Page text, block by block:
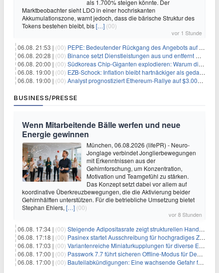
als 1.700% steigen könnte. Der
Marktbeobachter sieht LDO in einer hochriskanten
Akkumulationszone, warnt jedoch, dass die bärische Struktur des
Tokens bestehen bleibt, bis[…] (00)
vor 1 Stunde
06.08. 21:53 | (00) PEPE: Bedeutender Rückgang des Angebots auf Börsen – Was kommt als Nächstes?
06.08. 20:28 | (00) Binance setzt Dienstleistungen aus und entfernt mehrere Krypto-Paare: Wer ist betroffen?
06.08. 20:00 | (00) Südkoreas Chip-Giganten explodieren: Warum dieser Rekord-Tag die KI-Branche erschüttert
06.08. 19:00 | (00) EZB-Schock: Inflation bleibt hartnäckiger als gedacht – 2027 wird zum kritischen Test
06.08. 19:00 | (00) Analyst prognostiziert Ethereum-Rallye auf $3.000 nach entscheidendem On-Chain-Ausbruch
BUSINESS/PRESSE
Wenn Mitarbeitende Bälle werfen und neue
Energie gewinnen
München, 06.08.2026 (lifePR) - Neuro-
Jonglage verbindet Jonglierbewegungen
mit Erkenntnissen aus der
Gehirnforschung, um Konzentration,
Motivation und Teamgefühl zu stärken.
Das Konzept setzt dabei vor allem auf
koordinative Überkreuzbewegungen, die die Aktivierung beider
Gehirnhälften unterstützen. Für die betriebliche Umsetzung bietet
Stephan Ehlers, […] (00)
vor 8 Stunden
06.08. 17:34 | (00) Steigende Adipositasrate zeigt strukturellen Handlungsbedarf bei der Ernährung schulpflichtiger Kinder
06.08. 17:18 | (00) Pasinex startet Ausschreibung für hochgradiges Zinksulfidkonzentrat mit Germanium- und Silbergehalten und stellt ein Betriebsupdate bereit
06.08. 17:03 | (00) Variantenreiche Miniaturkupplungen für diverse Einsatzbereiche
06.08. 17:00 | (00) Passwork 7.7 führt sicheren Offline-Modus für Desktop- und Mobile-Apps ein
06.08. 17:00 | (00) Bauteilabkündigungen: Eine wachsende Gefahr für industrielle Elektroniksysteme